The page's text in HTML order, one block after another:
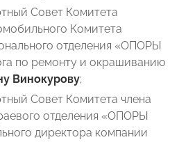
Совет Комитета
Комитета
отделения «ОПОРЫ
по ремонту и окрашиванию
Винокурову;
Совет Комитета члена
отделения «ОПОРЫ
директора компании